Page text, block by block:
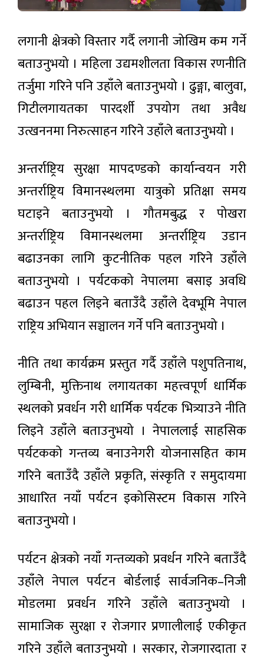
त्रसित
नगन्य,
जोखिम
बढ्ने
सम्भावना
उद्योगमा
घाटामा
रहेका
संस्थानहरू
नाफामा
जान थाले
आजको
राशिफल
७ घण्टा
अगाडी
काठमाडौँ
भ्याली
ट्रान्सपोर्ट
सिस्टम
मास्टर
प्लान
लगानी क्षेत्रको विस्तार गर्दै लगानी जोखिम कम गर्ने
बताउनुभयो । महिला उद्यमशीलता विकास रणनीति
तर्जुमा गरिने पनि उहाँले बताउनुभयो । ढुङ्गा, बालुवा,
गिटीलगायतका पारदर्शी उपयोग तथा अवैध
उत्खननमा निरुत्साहन गरिने उहाँले बताउनुभयो ।
अन्तर्राष्ट्रिय सुरक्षा मापदण्डको कार्यान्वयन गरी
अन्तर्राष्ट्रिय विमानस्थलमा यात्रुको प्रतिक्षा समय
घटाइने बताउनुभयो । गौतमबुद्ध र पोखरा
अन्तर्राष्ट्रिय विमानस्थलमा अन्तर्राष्ट्रिय उडान
बढाउनका लागि कुटनीतिक पहल गरिने उहाँले
बताउनुभयो । पर्यटकको नेपालमा बसाइ अवधि
बढाउन पहल लिइने बताउँदै उहाँले देवभूमि नेपाल
राष्ट्रिय अभियान सञ्चालन गर्ने पनि बताउनुभयो ।
नीति तथा कार्यक्रम प्रस्तुत गर्दै उहाँले पशुपतिनाथ,
लुम्बिनी, मुक्तिनाथ लगायतका महत्त्वपूर्ण धार्मिक
स्थलको प्रवर्धन गरी धार्मिक पर्यटक भित्र्याउने नीति
लिइने उहाँले बताउनुभयो । नेपाललाई साहसिक
पर्यटकको गन्तव्य बनाउनेगरी योजनासहित काम
गरिने बताउँदै उहाँले प्रकृति, संस्कृति र समुदायमा
आधारित नयाँ पर्यटन इकोसिस्टम विकास गरिने
बताउनुभयो ।
पर्यटन क्षेत्रको नयाँ गन्तव्यको प्रवर्धन गरिने बताउँदै
उहाँले नेपाल पर्यटन बोर्डलाई सार्वजनिक–निजी
मोडलमा प्रवर्धन गरिने उहाँले बताउनुभयो ।
सामाजिक सुरक्षा र रोजगार प्रणालीलाई एकीकृत
गरिने उहाँले बताउनुभयो । सरकार, रोजगारदाता र